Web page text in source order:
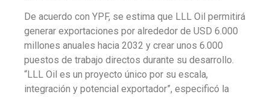
De acuerdo con YPF, se estima que LLL Oil permitirá
generar exportaciones por alrededor de USD 6.000
millones anuales hacia 2032 y crear unos 6.000
puestos de trabajo directos durante su desarrollo.
“LLL Oil es un proyecto único por su escala,
integración y potencial exportador”, especificó la